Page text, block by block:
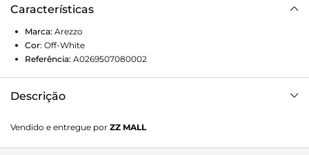
Características
Marca: Arezzo
Cor: Off-White
Referência: A0269507080002
Descrição
formato arredondado na ponta. Traz tira fina sobre os
dedos com laço aplicado no centro e tira fina no calcanhar
Vendido e entregue por ZZ MALL